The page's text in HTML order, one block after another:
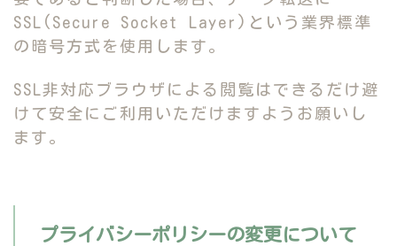
SSL(Secure Socket Layer)という業界標準
の暗号方式を使用します。
SSL非対応ブラウザによる閲覧はできるだけ避
けて安全にご利用いただけますようお願いし
ます。
プライバシーポリシーの変更について